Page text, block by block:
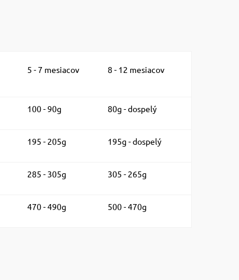
5 - 7 mesiacov 8 - 12 mesiacov
100 - 90g 80g - dospelý
195 - 205g 195g - dospelý
285 - 305g 305 - 265g
470 - 490g 500 - 470g